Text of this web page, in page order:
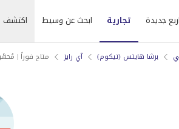
جديدة تجارية ابحث عن وسيط اكتشف
برشا هايتس (تيكوم) آي رايز متاح فوراً |